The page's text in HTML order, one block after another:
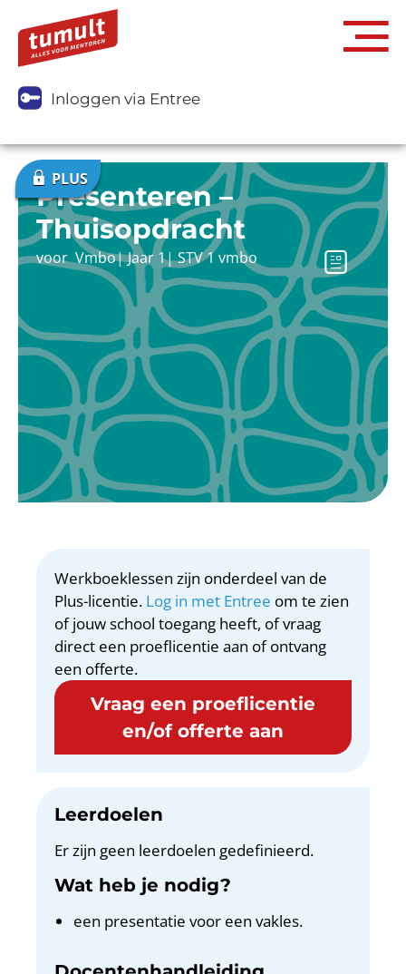
Inloggen via Entree
Presenteren –
Thuisopdracht
voorVmbo|Jaar 1|STV 1 vmbo
Werkboeklessen zijn onderdeel van de
Plus-licentie. Log in met Entree om te zien
of jouw school toegang heeft, of vraag
direct een proeflicentie aan of ontvang
een offerte.
Vraag een proeflicentie
en/of offerte aan
Leerdoelen
Er zijn geen leerdoelen gedefinieerd.
Wat heb je nodig?
een presentatie voor een vakles.